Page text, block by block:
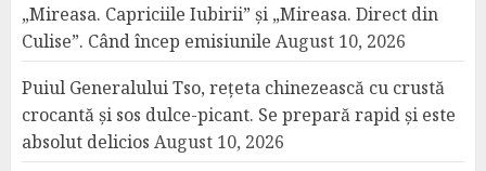
„Mireasa. Capriciile Iubirii” și „Mireasa. Direct din
Culise”. Când încep emisiunile August 10, 2026
Puiul Generalului Tso, rețeta chinezească cu crustă
crocantă și sos dulce-picant. Se prepară rapid și este
absolut delicios August 10, 2026